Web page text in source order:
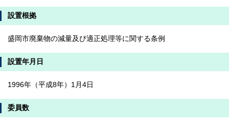
設置根拠
盛岡市廃棄物の減量及び適正処理等に関する条例
設置年月日
1996年（平成8年）1月4日
委員数